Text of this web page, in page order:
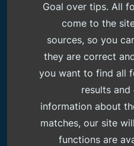
Goal over tips. All
come to the
sources, so you
they are correct
you want to find all
results
information about
matches, our site
functions are